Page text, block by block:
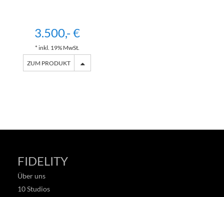
3.500,- €
* inkl. 19% MwSt.
ZUM PRODUKT
FIDELITY
Über uns
10 Studios